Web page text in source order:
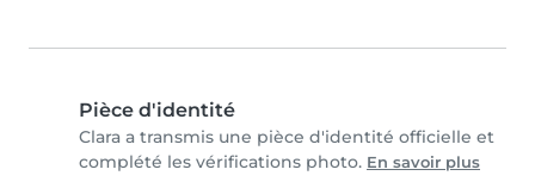
Pièce d'identité
Clara a transmis une pièce d'identité officielle et
complété les vérifications photo. En savoir plus